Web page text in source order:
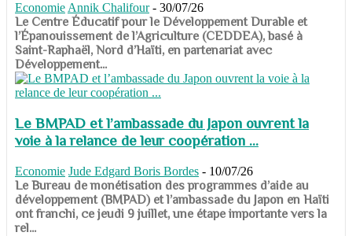
Economie Annik Chalifour - 30/07/26
​​​​​​​Le Centre Éducatif pour le Développement Durable et
l’Épanouissement de l’Agriculture (CEDDEA), basé à
Saint-Raphaël, Nord d’Haïti, en partenariat avec
Développement...
Le BMPAD et l’ambassade du Japon ouvrent la
voie à la relance de leur coopération ...
Economie Jude Edgard Boris Bordes - 10/07/26
​​​​​​​Le Bureau de monétisation des programmes d’aide au
développement (BMPAD) et l’ambassade du Japon en Haïti
ont franchi, ce jeudi 9 juillet, une étape importante vers la
rel...